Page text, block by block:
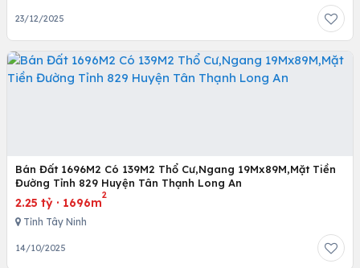
23/12/2025
Bán Đất 1696M2 Có 139M2 Thổ Cư,Ngang 19Mx89M,Mặt Tiền
Đường Tỉnh 829 Huyện Tân Thạnh Long An
2.25 tỷ · 1696m
2
Tỉnh Tây Ninh
14/10/2025